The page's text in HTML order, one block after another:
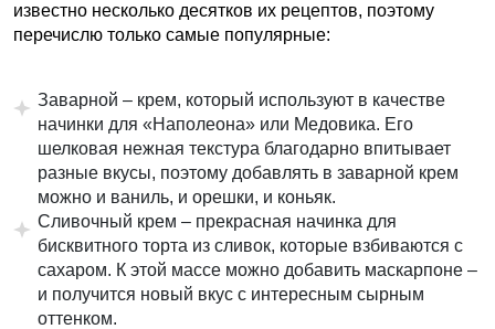
известно несколько десятков их рецептов, поэтому
перечислю только самые популярные:
Заварной – крем, который используют в качестве
начинки для «Наполеона» или Медовика. Его
шелковая нежная текстура благодарно впитывает
разные вкусы, поэтому добавлять в заварной крем
можно и ваниль, и орешки, и коньяк.
Сливочный крем – прекрасная начинка для
бисквитного торта из сливок, которые взбиваются с
сахаром. К этой массе можно добавить маскарпоне –
и получится новый вкус с интересным сырным
оттенком.